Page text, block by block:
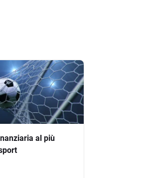
al più